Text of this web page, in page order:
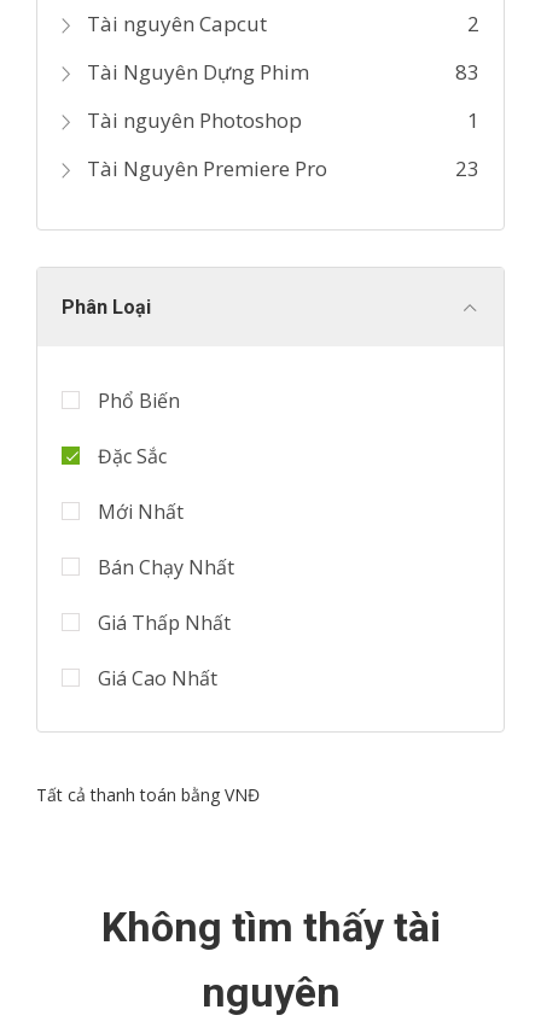
Tài nguyên Capcut
2
Tài Nguyên Dựng Phim
83
Tài nguyên Photoshop
1
Tài Nguyên Premiere Pro
23
Phân Loại
Phổ Biến
Đặc Sắc
Mới Nhất
Bán Chạy Nhất
Giá Thấp Nhất
Giá Cao Nhất
Tất cả thanh toán bằng VNĐ
Không tìm thấy tài
nguyên